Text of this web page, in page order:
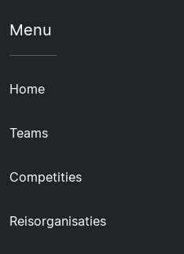
Menu
Home
Teams
Competities
Reisorganisaties